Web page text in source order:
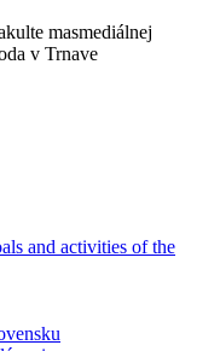
masmediálnej
v Trnave
and activities of the